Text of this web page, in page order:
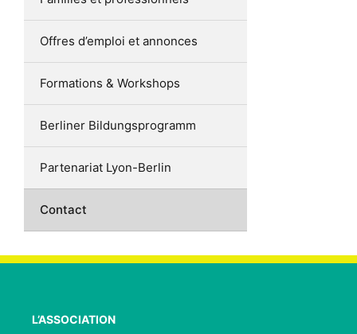
Offres d’emploi et annonces
Formations & Workshops
Berliner Bildungsprogramm
Partenariat Lyon-Berlin
Contact
L’ASSOCIATION